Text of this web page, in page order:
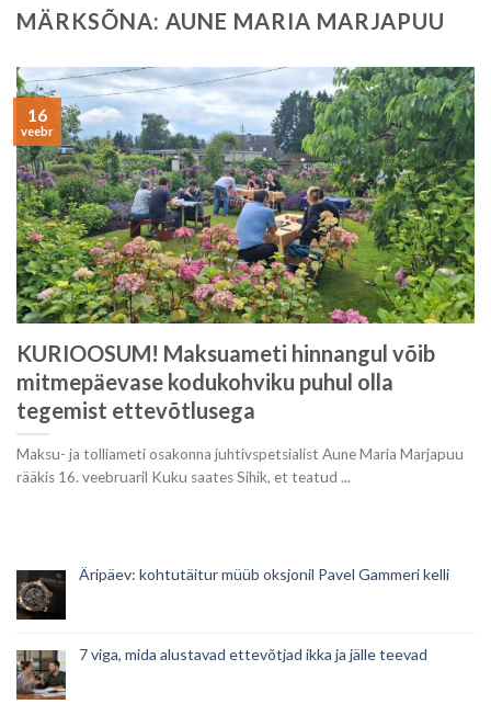
MÄRKSÕNA: AUNE MARIA MARJAPUU
KURIOOSUM! Maksuameti hinnangul võib
mitmepäevase kodukohviku puhul olla
tegemist ettevõtlusega
Maksu- ja tolliameti osakonna juhtivspetsialist Aune Maria Marjapuu
rääkis 16. veebruaril Kuku saates Sihik, et teatud ...
16
veebr
Äripäev: kohtutäitur müüb oksjonil Pavel Gammeri kelli
7 viga, mida alustavad ettevõtjad ikka ja jälle teevad